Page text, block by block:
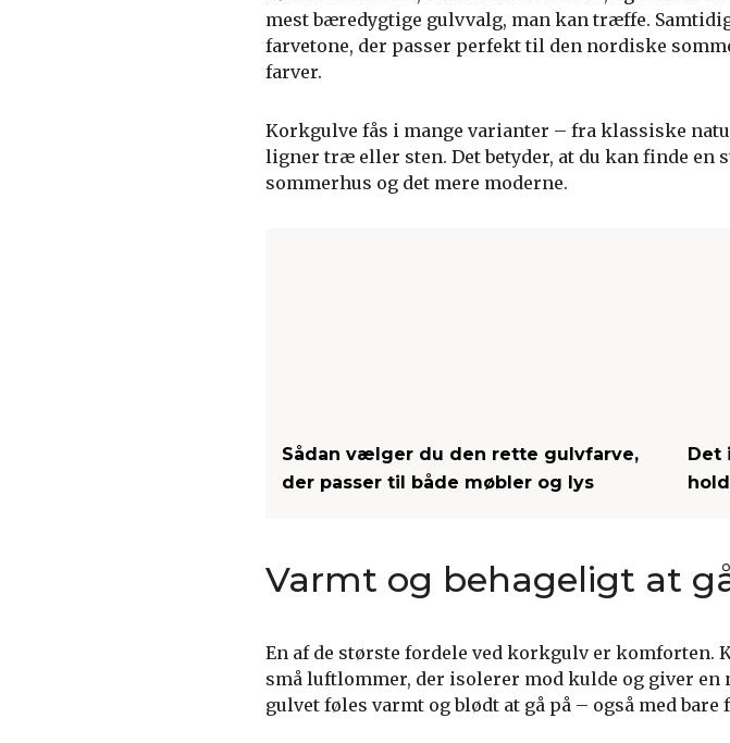
mest bæredygtige gulvvalg, man kan træffe.
farvetone, der passer perfekt til den nordiske
farver.
Korkgulve fås i mange varianter – fra klassiske
ligner træ eller sten. Det betyder, at du kan finde en
sommerhus og det mere moderne.
Sådan vælger du den rette gulvfarve,
der passer til både møbler og lys
Det
Varmt og behageligt at
En af de største fordele ved korkgulv er
små luftlommer, der isolerer mod kulde og giver en
gulvet føles varmt og blødt at gå på – også med bare